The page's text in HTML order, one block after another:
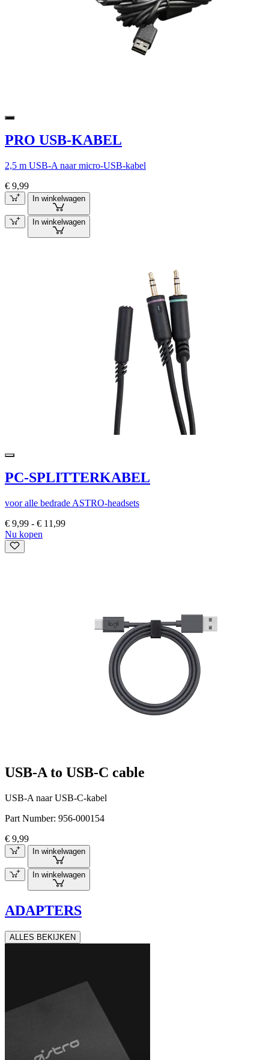
PRO USB-KABEL
2,5 m USB-A naar micro-USB-kabel
€ 9,99
In winkelwagen
In winkelwagen
PC-SPLITTERKABEL
voor alle bedrade ASTRO-headsets
€ 9,99 - € 11,99
Nu kopen
USB-A to USB-C cable
USB-A naar USB-C-kabel
Part Number: 956-000154
€ 9,99
In winkelwagen
In winkelwagen
ADAPTERS
ALLES BEKIJKEN